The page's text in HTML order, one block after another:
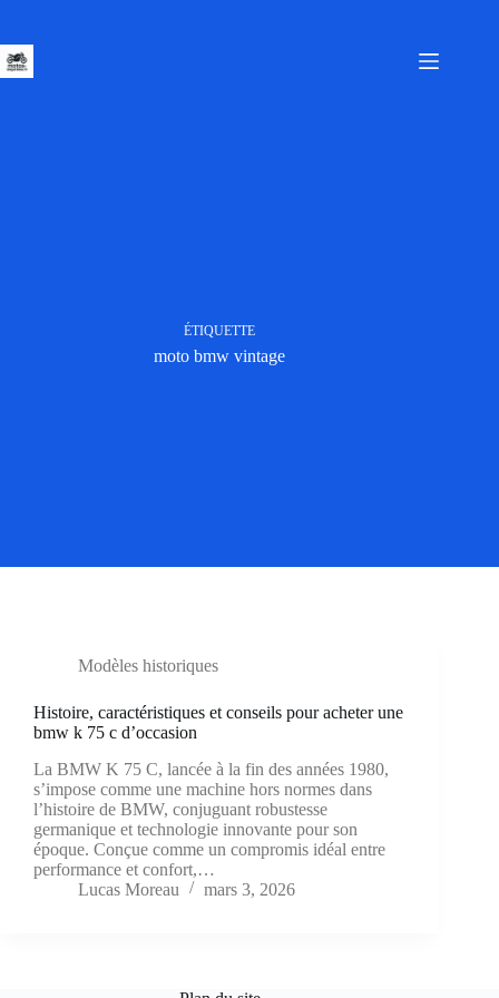
contenu
ÉTIQUETTE
moto bmw vintage
Modèles historiques
Histoire, caractéristiques et conseils pour acheter une
bmw k 75 c d’occasion
La BMW K 75 C, lancée à la fin des années 1980,
s’impose comme une machine hors normes dans
l’histoire de BMW, conjuguant robustesse
germanique et technologie innovante pour son
époque. Conçue comme un compromis idéal entre
performance et confort,…
Lucas Moreau
mars 3, 2026